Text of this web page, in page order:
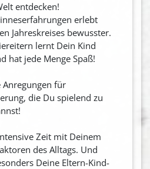
entdecken!
erlebt
Jahreskreises bewusster.
lernt Dein Kind
hat jede Menge Spaß!
für
die Du spielend zu
Zeit mit Deinem
des Alltags. Und
Deine Eltern-Kind-